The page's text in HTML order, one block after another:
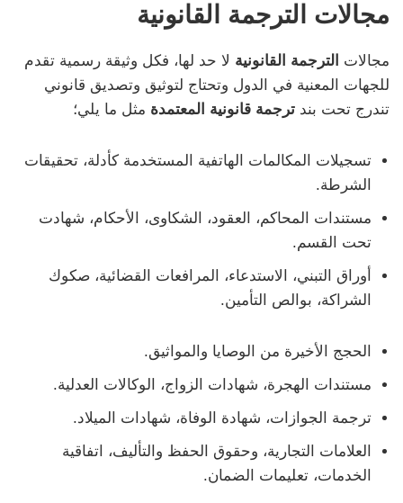
مجالات الترجمة القانونية
مجالات الترجمة القانونية لا حد لها، فكل وثيقة رسمية تقدم
للجهات المعنية في الدول وتحتاج لتوثيق وتصديق قانوني
تندرج تحت بند ترجمة قانونية المعتمدة مثل ما يلي؛
تسجيلات المكالمات الهاتفية المستخدمة كأدلة، تحقيقات
الشرطة.
مستندات المحاكم، العقود، الشكاوى، الأحكام، شهادت
تحت القسم.
أوراق التبني، الاستدعاء، المرافعات القضائية، صكوك
الشراكة، بوالص التأمين.
الحجج الأخيرة من الوصايا والمواثيق.
مستندات الهجرة، شهادات الزواج، الوكالات العدلية.
ترجمة الجوازات، شهادة الوفاة، شهادات الميلاد.
العلامات التجارية، وحقوق الحفظ والتأليف، اتفاقية
الخدمات، تعليمات الضمان.